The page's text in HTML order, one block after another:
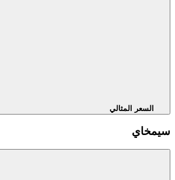
السعر المثالي
سيمخاي